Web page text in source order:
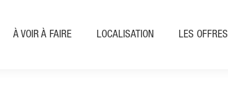
À VOIR À FAIRE LOCALISATION LES OFFRES